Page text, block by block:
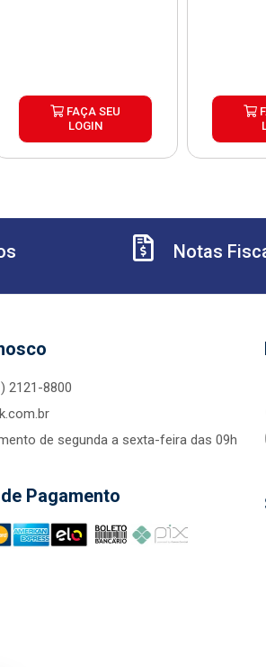
FAÇA SEU
LOGIN
Notas
2121-8800
de segunda a sexta-feira das 09h
Pagamento